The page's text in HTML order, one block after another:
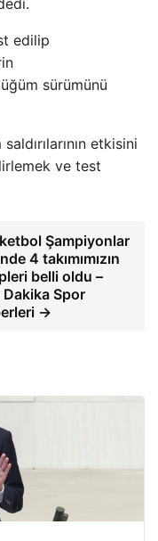
edilip
sürümünü
etkisini
ve test
Şampiyonlar
4 takımımızın
belli oldu –
Dakika Spor
→